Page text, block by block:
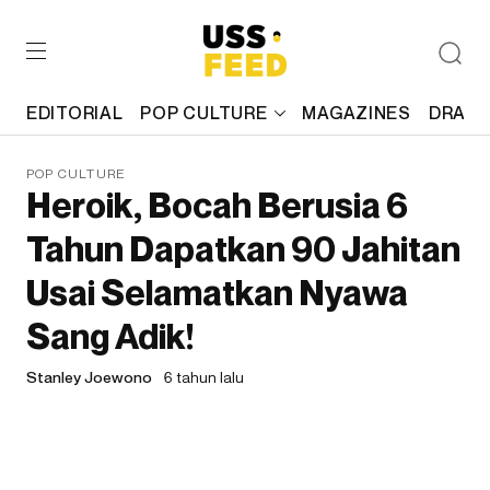
EDITORIAL POP CULTURE MAGAZINES
POP CULTURE
Heroik, Bocah Berusia 6
Tahun Dapatkan 90 Jahitan
Usai Selamatkan Nyawa
Sang Adik!
Stanley Joewono 6 tahun lalu